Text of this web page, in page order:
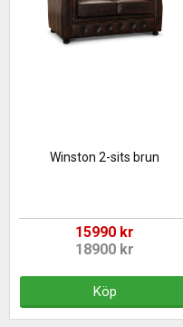
Winston 2-sits brun
15990 kr
18900 kr
Köp